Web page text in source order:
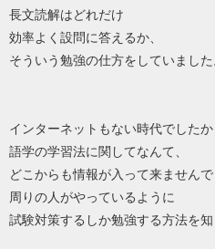
長文読解はどれだけ
効率よく設問に答えるか、
そういう勉強の仕方をしていました
インターネットもない時代でしたか
語学の学習法に関してなんて、
どこからも情報が入って来ませんで
周りの人がやっているように
試験対策するしか勉強する方法を知